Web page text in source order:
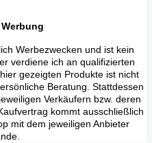
Werbezwecken und ist kein
verdiene ich an qualifizierten
gezeigten Produkte ist nicht
Beratung. Stattdessen
Verkäufern bzw. deren
kommt ausschließlich
mit dem jeweiligen Anbieter